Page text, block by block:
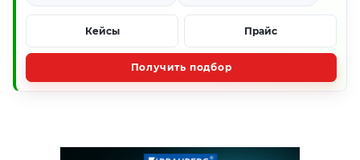
Кейсы Прайс
Получить подбор